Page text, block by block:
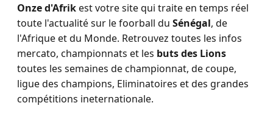
Onze d'Afrikest votre site qui traite en temps réel
toute l'actualité sur le foorball du Sénégal, de
l'Afrique et du Monde. Retrouvez toutes les infos
mercato, championnats et les buts des Lions
toutes les semaines de championnat, de coupe,
ligue des champions, Eliminatoires et des grandes
compétitions ineternationale.